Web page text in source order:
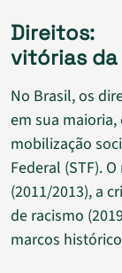
Direitos:
vitórias da
No Brasil, os
em sua
mobilização
Federal (STF).
(2011/2013), a
de racismo
marcos